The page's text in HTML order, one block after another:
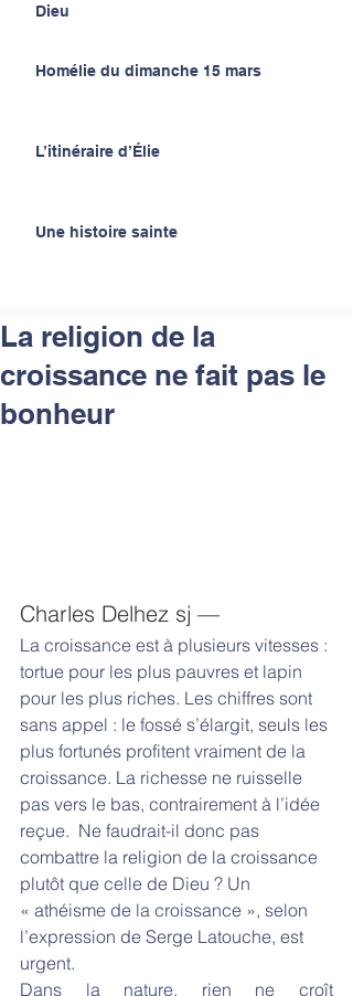
Dieu
Homélie du dimanche 15 mars
L’itinéraire d’Élie
Une histoire sainte
La religion de la
croissance ne fait pas le
bonheur
Charles Delhez sj —
La croissance est à plusieurs vitesses :
tortue pour les plus pauvres et lapin
pour les plus riches. Les chiffres sont
sans appel : le fossé s’élargit, seuls les
plus fortunés profitent vraiment de la
croissance. La richesse ne ruisselle
pas vers le bas, contrairement à l’idée
reçue.  Ne faudrait-il donc pas
combattre la religion de la croissance
plutôt que celle de Dieu ? Un
« athéisme de la croissance », selon
l’expression de Serge Latouche, est
urgent.
Dans la nature, rien ne croît